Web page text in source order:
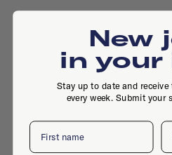
New
in your
Stay up to date and receive
every week. Submit your
First name